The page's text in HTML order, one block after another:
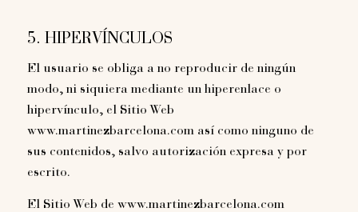
5. HIPERVÍNCULOS
El usuario se obliga a no reproducir de ningún
modo, ni siquiera mediante un hiperenlace o
hipervínculo, el Sitio Web
www.martinezbarcelona.com así como ninguno de
sus contenidos, salvo autorización expresa y por
escrito.
El Sitio Web de www.martinezbarcelona.com